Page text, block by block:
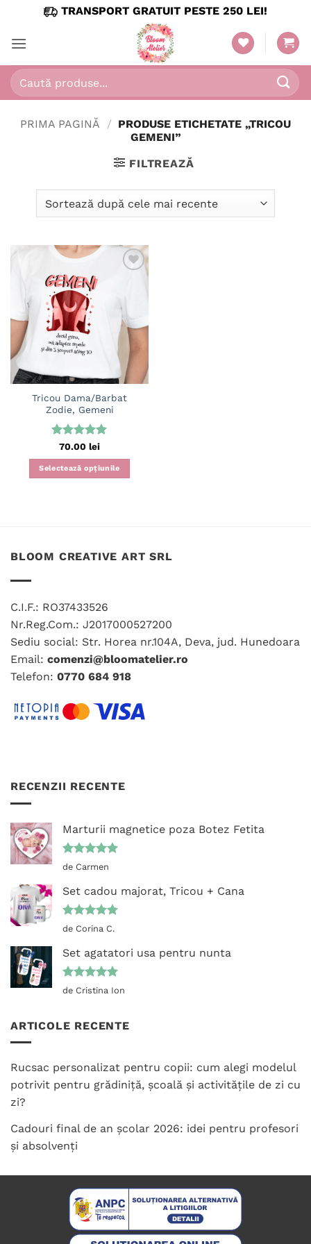
content
TRANSPORT GRATUIT PESTE 250 LEI!
Caută
după:
PRIMA PAGINĂ / PRODUSE ETICHETATE „TRICOU
GEMENI”
FILTREAZĂ
wishlist
Tricou Dama/Barbat
Zodie, Gemeni
Evaluat la
5din 5
70.00 lei
Selectează opțiunile
variații.
fi
în
pagina
produsului.
BLOOM CREATIVE ART SRL
C.I.F.: RO37433526
Nr.Reg.Com.: J2017000527200
Sediu social: Str. Horea nr.104A, Deva, jud. Hunedoara
Email: comenzi@bloomatelier.ro
Telefon: 0770 684 918
RECENZII RECENTE
Marturii magnetice poza Botez Fetita
Evaluat la
de Carmen
Set cadou majorat, Tricou + Cana
Evaluat la
de Corina C.
Set agatatori usa pentru nunta
Evaluat la
de Cristina Ion
ARTICOLE RECENTE
Rucsac personalizat pentru copii: cum alegi modelul
potrivit pentru grădiniță, școală și activitățile de zi cu
zi?
Cadouri final de an școlar 2026: idei pentru profesori
și absolvenți